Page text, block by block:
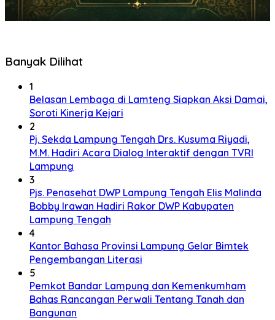
Banyak Dilihat
1
Belasan Lembaga di Lamteng Siapkan Aksi Damai,
Soroti Kinerja Kejari
2
Pj. Sekda Lampung Tengah Drs. Kusuma Riyadi,
M.M. Hadiri Acara Dialog Interaktif dengan TVRI
Lampung
3
Pjs. Penasehat DWP Lampung Tengah Elis Malinda
Bobby Irawan Hadiri Rakor DWP Kabupaten
Lampung Tengah
4
Kantor Bahasa Provinsi Lampung Gelar Bimtek
Pengembangan Literasi
5
Pemkot Bandar Lampung dan Kemenkumham
Bahas Rancangan Perwali Tentang Tanah dan
Bangunan